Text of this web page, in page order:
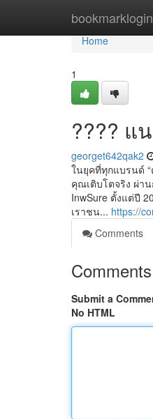
bookmarklogin
Home
Home
1
???? แ
georget642qak2
ในยุคที่ทุกแบรนด์ “
คุณเติบโตจริง ผ่า
InwSure ตั้งแต่ปี
เราชน... https://
Comments
Comments
Submit a
No HTML